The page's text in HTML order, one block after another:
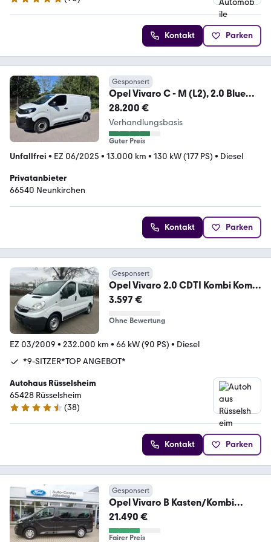
4.8 Sterne
Kontakt Parken
Gesponsert
Opel Vivaro C - M (L2), 2.0 Blue
HDI, 177PS AT8
28.200 €
Verhandlungsbasis
Guter Preis
Unfallfrei • EZ 06/2025 • 13.000 km • 130 kW (177 PS) • Diesel
Privatanbieter
66540 Neunkirchen
Kontakt Parken
Gesponsert
Opel Vivaro 2.0 CDTI Kombi Kombi
L1H1 2,7t*9-SITZER*
3.597 €
Ohne Bewertung
EZ 03/2009 • 232.000 km • 66 kW (90 PS) • Diesel
*9-SITZER*TOP ANGEBOT*
Autohaus Rüsselsheim
65428 Rüsselsheim
4.4 Sterne
(38)
Kontakt Parken
Gesponsert
Opel Vivaro B Kasten/Kombi
21.490 €
Fairer Preis